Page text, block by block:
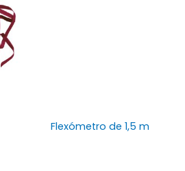
Flexómetro de 1,5 m